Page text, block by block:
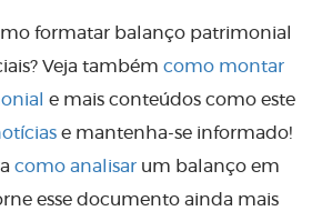
formatar balanço patrimonial
Veja também como montar
e mais conteúdos como este
e mantenha-se informado!
como analisar um balanço em
esse documento ainda mais